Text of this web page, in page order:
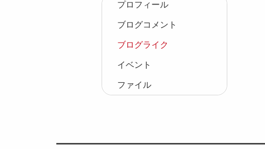
プロフィール
ブログコメント
ブログライク
イベント
ファイル